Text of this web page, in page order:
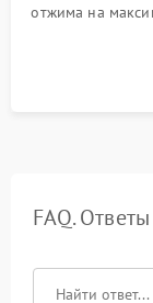
отжима на
FAQ.